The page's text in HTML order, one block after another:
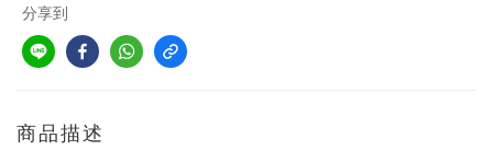
分享到
商品描述